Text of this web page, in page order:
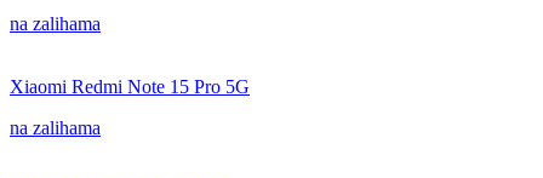
na zalihama
Xiaomi Redmi Note 15 Pro 5G
na zalihama